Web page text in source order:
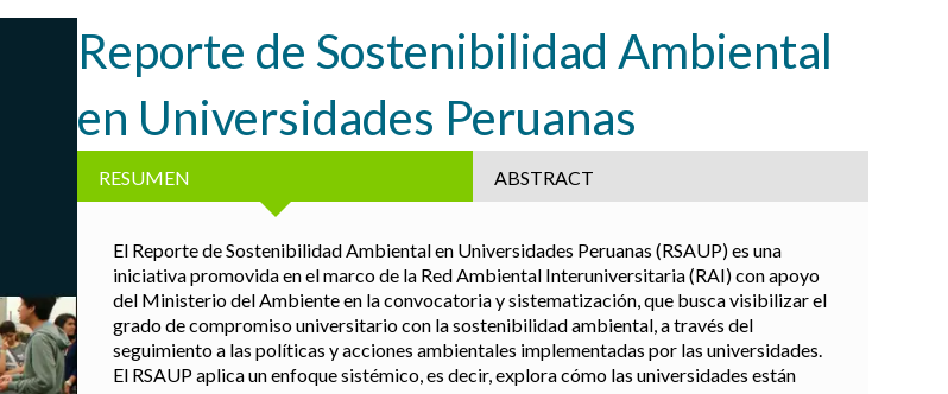
Reporte de Sostenibilidad Ambiental
en Universidades Peruanas
RESUMEN ABSTRACT
El Reporte de Sostenibilidad Ambiental en Universidades Peruanas (RSAUP) es una
iniciativa promovida en el marco de la Red Ambiental Interuniversitaria (RAI) con apoyo
del Ministerio del Ambiente en la convocatoria y sistematización, que busca visibilizar el
grado de compromiso universitario con la sostenibilidad ambiental, a través del
seguimiento a las políticas y acciones ambientales implementadas por las universidades.
El RSAUP aplica un enfoque sistémico, es decir, explora cómo las universidades están